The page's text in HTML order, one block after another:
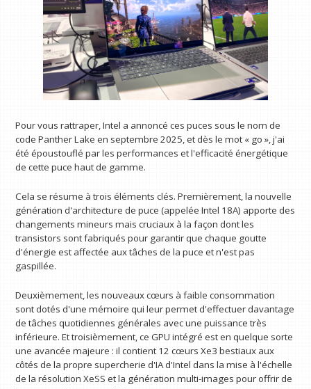
Pour vous rattraper, Intel a annoncé ces puces sous le nom de
code Panther Lake en septembre 2025, et dès le mot « go », j'ai
été époustouflé par les performances et l'efficacité énergétique
de cette puce haut de gamme.
Cela se résume à trois éléments clés. Premièrement, la nouvelle
génération d'architecture de puce (appelée Intel 18A) apporte des
changements mineurs mais cruciaux à la façon dont les
transistors sont fabriqués pour garantir que chaque goutte
d'énergie est affectée aux tâches de la puce et n'est pas
gaspillée.
Deuxièmement, les nouveaux cœurs à faible consommation
sont dotés d'une mémoire qui leur permet d'effectuer davantage
de tâches quotidiennes générales avec une puissance très
inférieure. Et troisièmement, ce GPU intégré est en quelque sorte
une avancée majeure : il contient 12 cœurs Xe3 bestiaux aux
côtés de la propre supercherie d'IA d'Intel dans la mise à l'échelle
de la résolution XeSS et la génération multi-images pour offrir de